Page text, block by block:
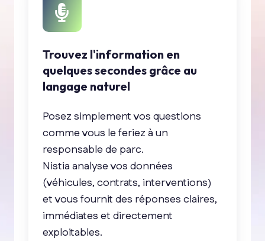
Trouvez l'information en
quelques secondes grâce au
langage naturel
Posez simplement vos questions
comme vous le feriez à un
responsable de parc.
Nistia analyse vos données
(véhicules, contrats, interventions)
et vous fournitdes réponses claires,
immédiates et directement
exploitables.